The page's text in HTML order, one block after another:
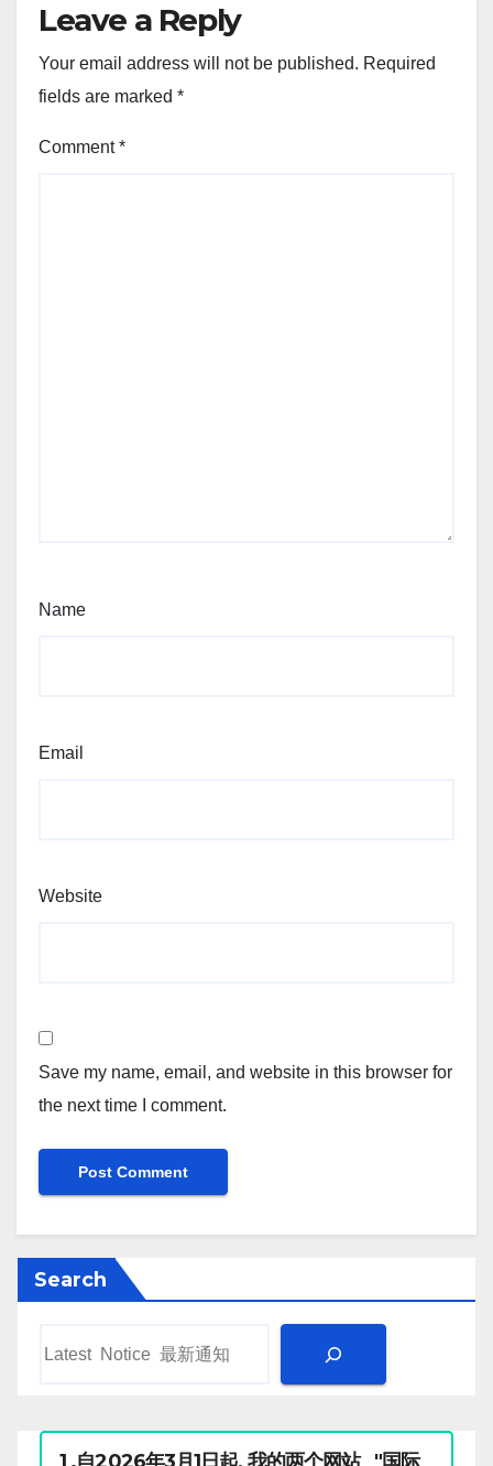
Leave a Reply
Your email address will not be published. Required
fields are marked *
Comment*
Name
Email
Website
Save my name, email, and website in this browser for
the next time I comment.
Search